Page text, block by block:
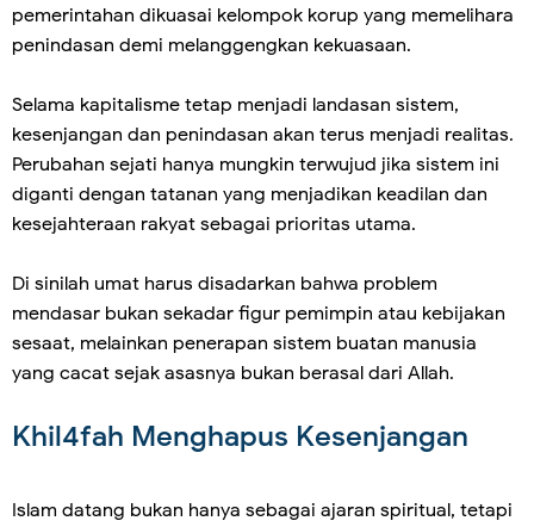
pemerintahan dikuasai kelompok korup yang memelihara
penindasan demi melanggengkan kekuasaan.
Selama kapitalisme tetap menjadi landasan sistem,
kesenjangan dan penindasan akan terus menjadi realitas.
Perubahan sejati hanya mungkin terwujud jika sistem ini
diganti dengan tatanan yang menjadikan keadilan dan
kesejahteraan rakyat sebagai prioritas utama.
Di sinilah umat harus disadarkan bahwa problem
mendasar bukan sekadar figur pemimpin atau kebijakan
sesaat, melainkan penerapan sistem buatan manusia
yang cacat sejak asasnya bukan berasal dari Allah.
Khil4fah Menghapus Kesenjangan
Islam datang bukan hanya sebagai ajaran spiritual, tetapi